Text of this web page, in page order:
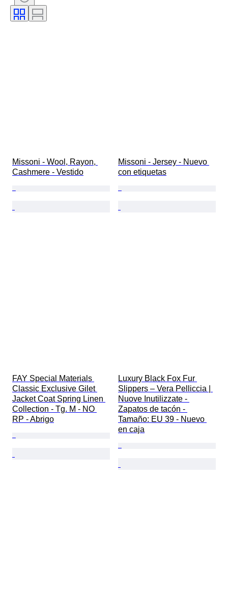
Tamaño del artículo
Motivo
Missoni - Wool, Rayon,
Cashmere - Vestido
Missoni - Jersey - Nuevo
con etiquetas
FAY Special Materials
Classic Exclusive Gilet
Jacket Coat Spring Linen
Collection - Tg. M - NO
RP - Abrigo
Luxury Black Fox Fur
Slippers – Vera Pelliccia |
Nuove Inutilizzate -
Zapatos de tacón -
Tamaño: EU 39 - Nuevo
en caja